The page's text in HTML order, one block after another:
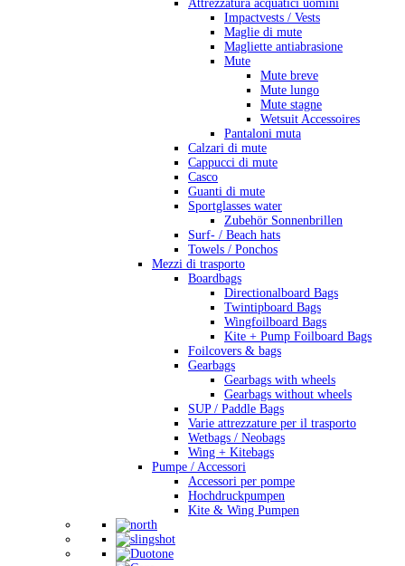
Attrezzatura acquatici uomini
Impactvests / Vests
Maglie di mute
Magliette antiabrasione
Mute
Mute breve
Mute lungo
Mute stagne
Wetsuit Accessoires
Pantaloni muta
Calzari di mute
Cappucci di mute
Casco
Guanti di mute
Sportglasses water
Zubehör Sonnenbrillen
Surf- / Beach hats
Towels / Ponchos
Mezzi di trasporto
Boardbags
Directionalboard Bags
Twintipboard Bags
Wingfoilboard Bags
Kite + Pump Foilboard Bags
Foilcovers & bags
Gearbags
Gearbags with wheels
Gearbags without wheels
SUP / Paddle Bags
Varie attrezzature per il trasporto
Wetbags / Neobags
Wing + Kitebags
Pumpe / Accessori
Accessori per pompe
Hochdruckpumpen
Kite & Wing Pumpen